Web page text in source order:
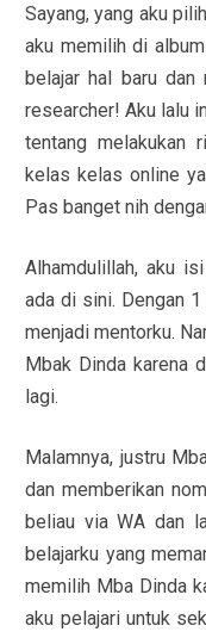
Sayang, yang aku
aku memilih di
belajar hal baru
researcher! Aku lalu
tentang melakukan
kelas kelas online
Pas banget nih
Alhamdulillah, aku
ada di sini. Dengan
menjadi mentorku.
Mbak Dinda karena
lagi.
Malamnya, justru
dan memberikan
beliau via WA dan
belajarku yang
memilih Mba Dinda
aku pelajari untuk